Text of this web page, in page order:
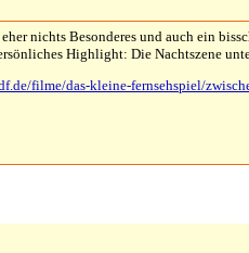
nichts Besonderes und auch ein
Highlight: Die Nachtszene
filme/das-kleine-fernsehspiel/